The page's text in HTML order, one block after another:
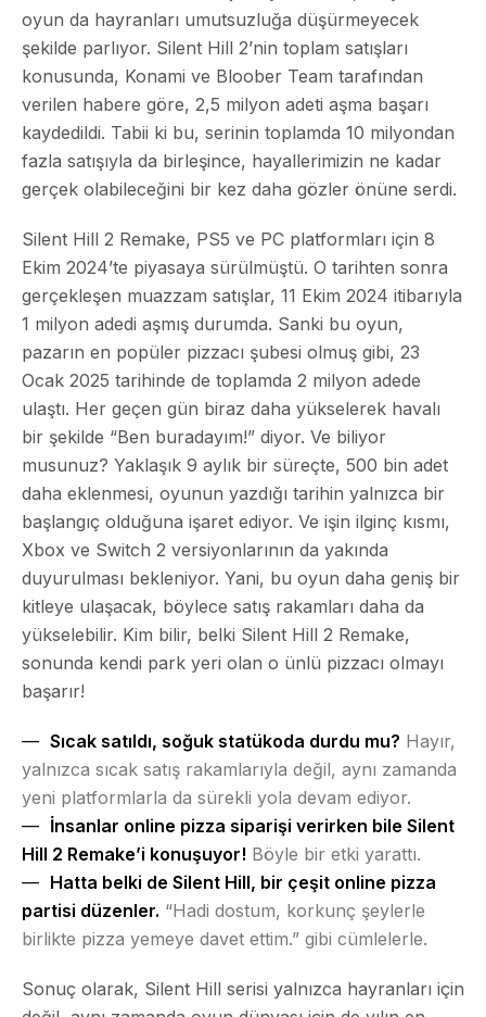
oyun da hayranları umutsuzluğa düşürmeyecek
şekilde parlıyor. Silent Hill 2’nin toplam satışları
konusunda, Konami ve Bloober Team tarafından
verilen habere göre, 2,5 milyon adeti aşma başarı
kaydedildi. Tabii ki bu, serinin toplamda 10 milyondan
fazla satışıyla da birleşince, hayallerimizin ne kadar
gerçek olabileceğini bir kez daha gözler önüne serdi.
Silent Hill 2 Remake, PS5 ve PC platformları için 8
Ekim 2024’te piyasaya sürülmüştü. O tarihten sonra
gerçekleşen muazzam satışlar, 11 Ekim 2024 itibarıyla
1 milyon adedi aşmış durumda. Sanki bu oyun,
pazarın en popüler pizzacı şubesi olmuş gibi, 23
Ocak 2025 tarihinde de toplamda 2 milyon adede
ulaştı. Her geçen gün biraz daha yükselerek havalı
bir şekilde “Ben buradayım!” diyor. Ve biliyor
musunuz? Yaklaşık 9 aylık bir süreçte, 500 bin adet
daha eklenmesi, oyunun yazdığı tarihin yalnızca bir
başlangıç olduğuna işaret ediyor. Ve işin ilginç kısmı,
Xbox ve Switch 2 versiyonlarının da yakında
duyurulması bekleniyor. Yani, bu oyun daha geniş bir
kitleye ulaşacak, böylece satış rakamları daha da
yükselebilir. Kim bilir, belki Silent Hill 2 Remake,
sonunda kendi park yeri olan o ünlü pizzacı olmayı
başarır!
Sıcak satıldı, soğuk statükoda durdu mu? Hayır,
yalnızca sıcak satış rakamlarıyla değil, aynı zamanda
yeni platformlarla da sürekli yola devam ediyor.
İnsanlar online pizza siparişi verirken bile Silent
Hill 2 Remake’i konuşuyor! Böyle bir etki yarattı.
Hatta belki de Silent Hill, bir çeşit online pizza
partisi düzenler. “Hadi dostum, korkunç şeylerle
birlikte pizza yemeye davet ettim.” gibi cümlelerle.
Sonuç olarak, Silent Hill serisi yalnızca hayranları için